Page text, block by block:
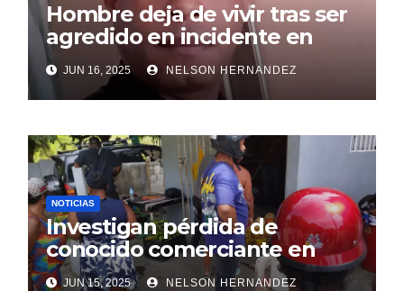
Hombre deja de vivir tras ser
agredido en incidente en
SDE
JUN 16, 2025 NELSON HERNANDEZ
NOTICIAS
Investigan pérdida de
conocido comerciante en
Sosúa
JUN 15, 2025 NELSON HERNANDEZ